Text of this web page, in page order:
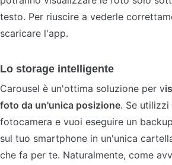
testo. Per riuscire a vederle
scaricare l'app.
Lo storage intelligente
Carousel è un'ottima soluzione per v
foto da un'unica posizione. Se
fotocamera e vuoi eseguire un
sul tuo smartphone in un'unica
che fa per te. Naturalmente, come